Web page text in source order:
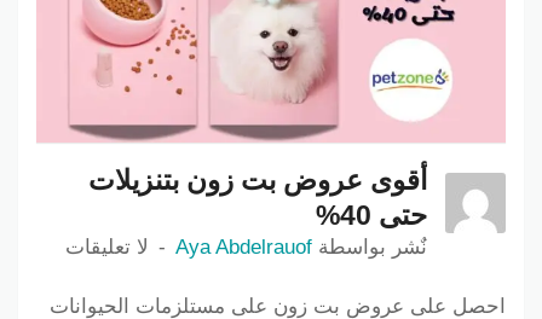
أقوى عروض بت زون بتنزيلات
حتى 40%
نٌشر بواسطة Aya Abdelrauof لا تعليقات
احصل على عروض بت زون على مستلزمات الحيوانات